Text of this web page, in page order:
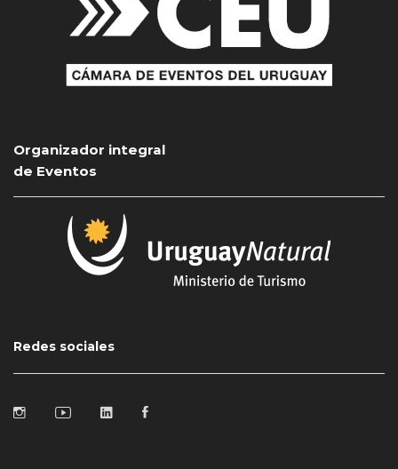
Organizador integral
de Eventos
Redes sociales